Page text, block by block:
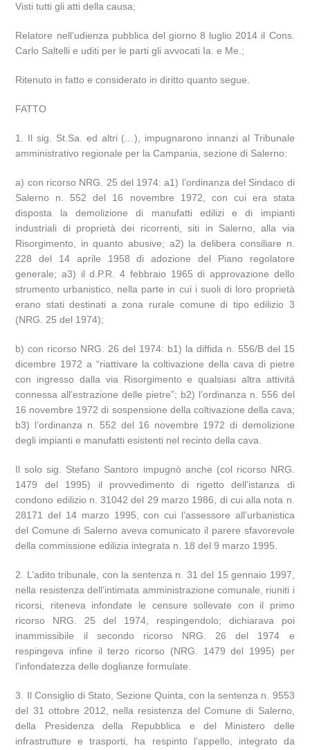
Visti tutti gli atti della causa;
Relatore nell’udienza pubblica del giorno 8 luglio 2014 il Cons.
Carlo Saltelli e uditi per le parti gli avvocati Ia. e Me.;
Ritenuto in fatto e considerato in diritto quanto segue.
FATTO
1. Il sig. St.Sa. ed altri (…), impugnarono innanzi al Tribunale
amministrativo regionale per la Campania, sezione di Salerno:
a) con ricorso NRG. 25 del 1974: a1) l’ordinanza del Sindaco di
Salerno n. 552 del 16 novembre 1972, con cui era stata
disposta la demolizione di manufatti edilizi e di impianti
industriali di proprietà dei ricorrenti, siti in Salerno, alla via
Risorgimento, in quanto abusive; a2) la delibera consiliare n.
228 del 14 aprile 1958 di adozione del Piano regolatore
generale; a3) il d.P.R. 4 febbraio 1965 di approvazione dello
strumento urbanistico, nella parte in cui i suoli di loro proprietà
erano stati destinati a zona rurale comune di tipo edilizio 3
(NRG. 25 del 1974);
b) con ricorso NRG. 26 del 1974: b1) la diffida n. 556/B del 15
dicembre 1972 a “riattivare la coltivazione della cava di pietre
con ingresso dalla via Risorgimento e qualsiasi altra attività
connessa all’estrazione delle pietre”; b2) l’ordinanza n. 556 del
16 novembre 1972 di sospensione della coltivazione della cava;
b3) l’ordinanza n. 552 del 16 novembre 1972 di demolizione
degli impianti e manufatti esistenti nel recinto della cava.
Il solo sig. Stefano Santoro impugnò anche (col ricorso NRG.
1479 del 1995) il provvedimento di rigetto dell’istanza di
condono edilizio n. 31042 del 29 marzo 1986, di cui alla nota n.
28171 del 14 marzo 1995, con cui l’assessore all’urbanistica
del Comune di Salerno aveva comunicato il parere sfavorevole
della commissione edilizia integrata n. 18 del 9 marzo 1995.
2. L’adito tribunale, con la sentenza n. 31 del 15 gennaio 1997,
nella resistenza dell’intimata amministrazione comunale, riuniti i
ricorsi, riteneva infondate le censure sollevate con il primo
ricorso NRG. 25 del 1974, respingendolo; dichiarava poi
inammissibile il secondo ricorso NRG. 26 del 1974 e
respingeva infine il terzo ricorso (NRG. 1479 del 1995) per
l’infondatezza delle doglianze formulate.
3. Il Consiglio di Stato, Sezione Quinta, con la sentenza n. 9553
del 31 ottobre 2012, nella resistenza del Comune di Salerno,
della Presidenza della Repubblica e del Ministero delle
infrastrutture e trasporti, ha respinto l’appello, integrato da